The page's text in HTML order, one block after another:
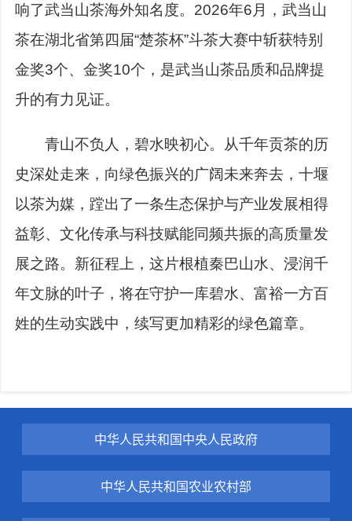
响了武当山茶海外知名度。2026年6月，武当山
茶在湖北省第四届“楚茶杯”斗茶大赛中斩获特别
金奖3个、金奖10个，是武当山茶品质和品牌提
升的有力见证。
青山不负人，碧水映初心。从千年贡茶的历
史深处走来，向绿色振兴的广阔未来奔去，十堰
以茶为媒，蹚出了一条生态保护与产业发展相得
益彰、文化传承与科技赋能同频共振的高质量发
展之路。新征程上，这片根植秦巴山水、浸润千
年文脉的叶子，将在守护一库碧水、富裕一方百
姓的生动实践中，续写更加精彩的绿色篇章。
中华人民共和国中央人民政府
中华人民共和国农业农村部